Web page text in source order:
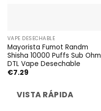
VAPE DESECHABLE
Mayorista Fumot Randm
Shisha 10000 Puffs Sub Ohm
DTL Vape Desechable
€7.29
VISTA RÁPIDA